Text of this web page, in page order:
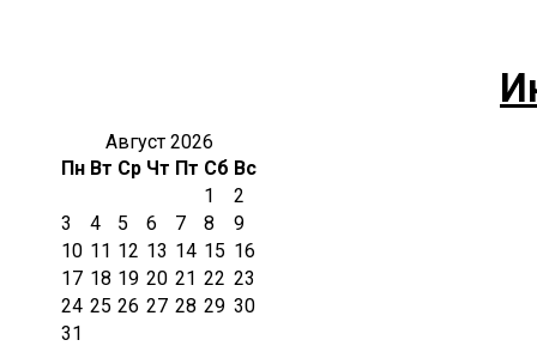
Август 2026
Пн Вт Ср Чт Пт Сб Вс
1
2
3
4 5 6 7 8
9
10 11 12 13 14 15 16
17 18 19 20 21 22 23
24 25 26 27 28 29 30
31